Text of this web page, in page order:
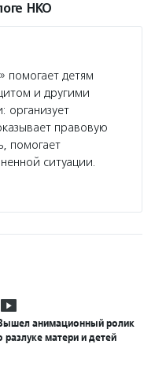
НКО
помогает детям
и другими
организует
правовую
помогает
ситуации.
анимационный ролик
разлуке матери и детей